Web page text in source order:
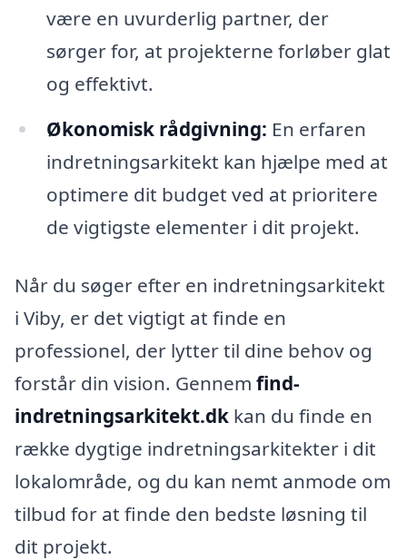
være en uvurderlig partner, der
sørger for, at projekterne forløber glat
og effektivt.
Økonomisk rådgivning: En erfaren
indretningsarkitekt kan hjælpe med at
optimere dit budget ved at prioritere
de vigtigste elementer i dit projekt.
Når du søger efter en indretningsarkitekt
i Viby, er det vigtigt at finde en
professionel, der lytter til dine behov og
forstår din vision. Gennem find-
indretningsarkitekt.dk kan du finde en
række dygtige indretningsarkitekter i dit
lokalområde, og du kan nemt anmode om
tilbud for at finde den bedste løsning til
dit projekt.